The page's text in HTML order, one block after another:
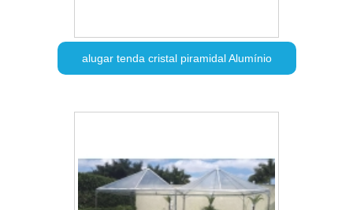
alugar tenda cristal piramidal Alumínio